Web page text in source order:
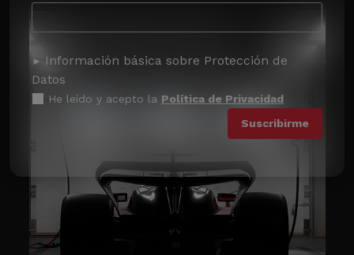
Información básica sobre Protección de
Datos
He leído y acepto la Política de Privacidad